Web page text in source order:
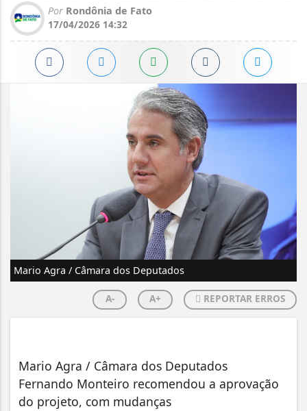
Por Rondônia de Fato
17/04/2026 14:32
Mario Agra / Câmara dos Deputados
A- A+ REPORTAR ERROS
Mario Agra / Câmara dos Deputados
Fernando Monteiro recomendou a aprovação
do projeto, com mudanças